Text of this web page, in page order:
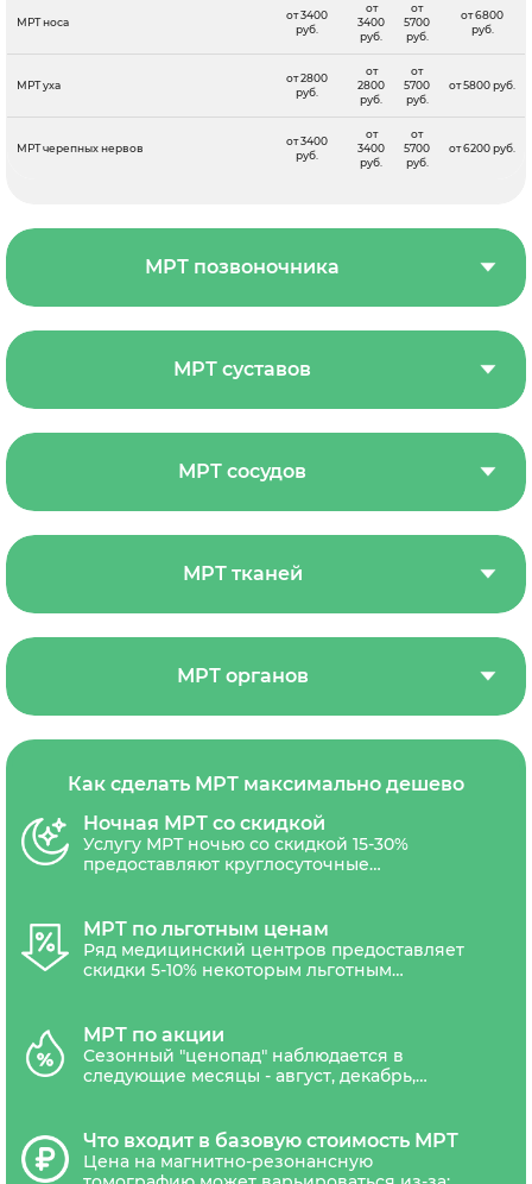
МРТ носа
от 3400
руб.
от
3400
руб.
от
5700
руб.
от 6800
руб.
МРТ уха
от 2800
руб.
от
2800
руб.
от
5700
руб.
от 5800 руб.
МРТ черепных нервов
от 3400
руб.
от
3400
руб.
от
5700
руб.
от 6200 руб.
МРТ позвоночника
МРТ суставов
МРТ сосудов
МРТ тканей
МРТ органов
Как сделать МРТ максимально дешево
Ночная МРТ со скидкой
Услугу МРТ ночью со скидкой 15-30%
предоставляют круглосуточные
МРТ по льготным ценам
Ряд медицинский центров предоставляет
скидки 5-10% некоторым льготным
медицинские работники, инвалиды,
многодетные семьи.
МРТ по акции
Сезонный "ценопад" наблюдается в
следующие месяцы - август, декабрь,
праздников. Если у вас есть необходимость
в ежегодных обследования, выгодно запись
в МРТ центр запланировать на это время.
Что входит в базовую стоимость МРТ
Цена на магнитно-резонансную